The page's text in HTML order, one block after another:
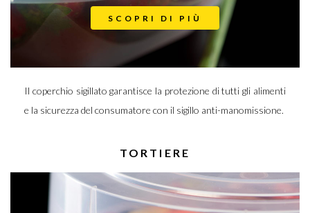
SCOPRI DI PIÙ
Il coperchio sigillato garantisce la protezione di tutti gli alimenti
e la sicurezza del consumatore con il sigillo anti-manomissione.
TORTIERE